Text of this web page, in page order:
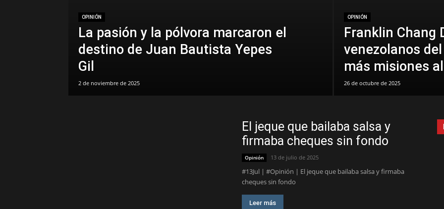
OPINIÓN
La pasión y la pólvora marcaron el
destino de Juan Bautista Yepes
Gil
2 de noviembre de 2025
OPINIÓN
Franklin Chang
venezolanos
más misiones
26 de octubre de 2025
El jeque que bailaba salsa y
firmaba cheques sin fondo
Opinión 13 de julio de 2025
#13Jul | #Opinión | El jeque que bailaba salsa y firmaba
cheques sin fondo
Leer más